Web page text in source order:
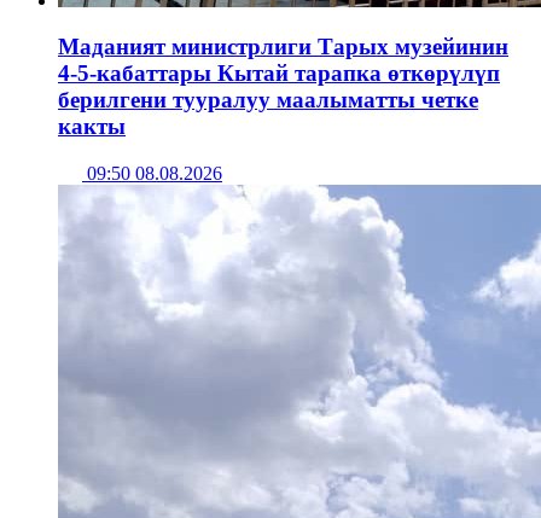
Маданият министрлиги Тарых музейинин
4-5-кабаттары Кытай тарапка өткөрүлүп
берилгени тууралуу маалыматты четке
какты
09:50 08.08.2026